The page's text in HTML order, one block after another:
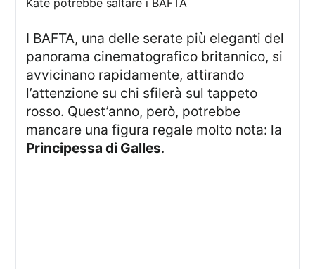
I BAFTA, una delle serate più eleganti del
panorama cinematografico britannico, si
avvicinano rapidamente, attirando
l’attenzione su chi sfilerà sul tappeto
rosso. Quest’anno, però, potrebbe
mancare una figura regale molto nota: la
Principessa di Galles.